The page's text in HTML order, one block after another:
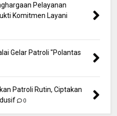
Pelayanan
Komitmen Layani
Gelar Patroli "Polantas
Patroli Rutin, Ciptakan
0